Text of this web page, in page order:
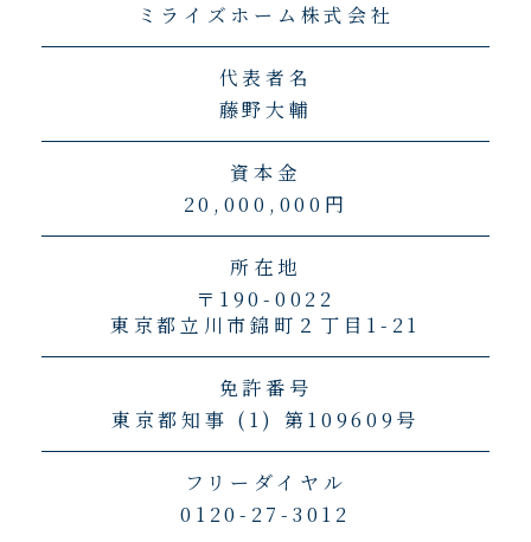
ミライズホーム株式会社
代表者名
藤野大輔
資本金
20,000,000円
所在地
〒190-0022
東京都立川市錦町２丁目1-21
免許番号
東京都知事 (1) 第109609号
フリーダイヤル
0120-27-3012